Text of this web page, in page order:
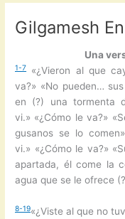
Gilgamesh
Una
1-7
«¿Vieron al que
va?» «No pueden…
en (?) una tormenta
vi.» «¿Cómo le va?»
gusanos se lo
vi.» «¿Cómo le va?»
apartada, él come la
agua que se le ofrece
8-19«¿Viste al que no